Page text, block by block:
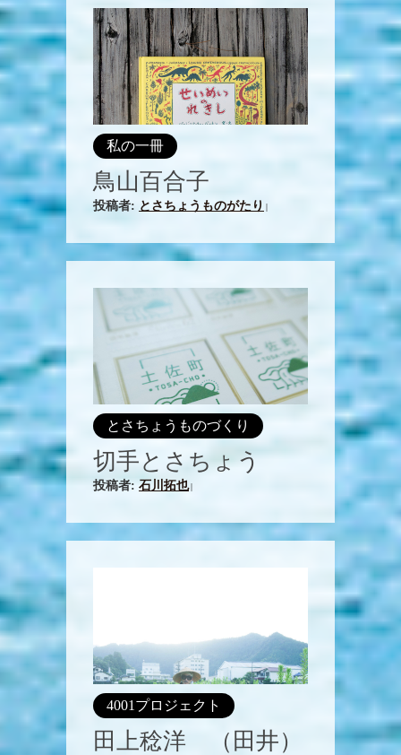
私の一冊
鳥山百合子
投稿者: とさちょうものがたり
とさちょうものづくり
切手とさちょう
投稿者: 石川拓也|
4001プロジェクト
田上稔洋 （田井）